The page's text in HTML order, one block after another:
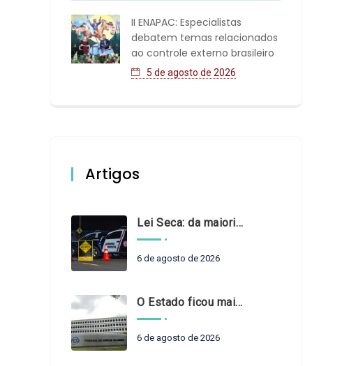
II ENAPAC: Especialistas
debatem temas relacionados
ao controle externo brasileiro
5 de agosto de 2026
Artigos
Lei Seca: da maioridade à maturidade
6 de agosto de 2026
O Estado ficou mais complexo. O controle precisa acompanhar
6 de agosto de 2026